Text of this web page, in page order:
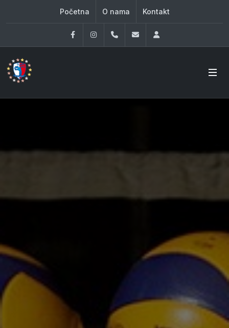
Početna O nama Kontakt
FacebookInstagram060 33 86 930